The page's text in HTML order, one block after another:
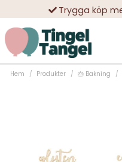
Trygga köp
10 000-
Hem Produkter 🎂 Bakning